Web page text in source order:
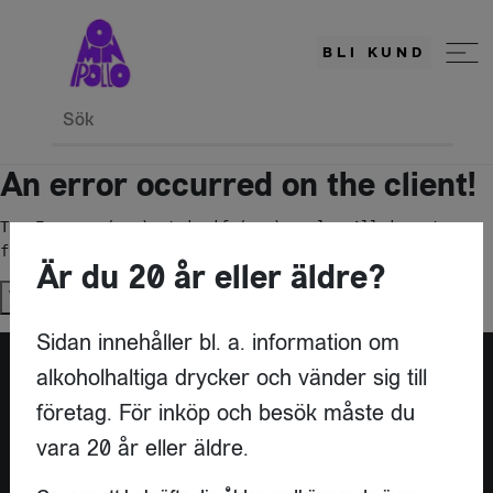
BLI KUND
Sök
An error occurred on the client!
TypeError: c(...).stringify(...).replaceAll is not a
function
Try againÄr du 20 år eller äldre?
Sidan innehåller bl. a. information om
alkoholhaltiga drycker och vänder sig till
företag. För inköp och besök måste du
vara 20 år eller äldre.